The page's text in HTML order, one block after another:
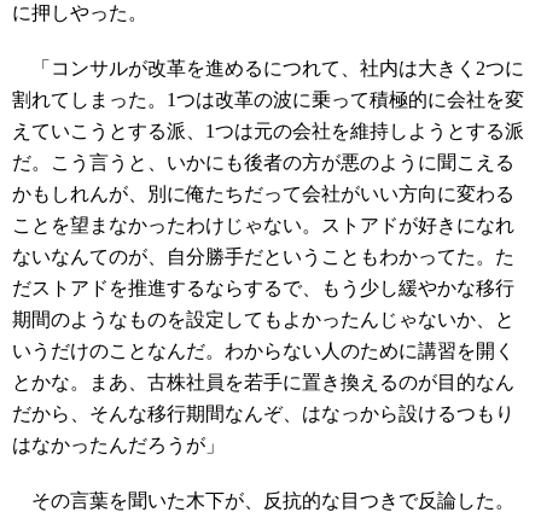
に押しやった。
「コンサルが改革を進めるにつれて、社内は大きく2つに
割れてしまった。1つは改革の波に乗って積極的に会社を変
えていこうとする派、1つは元の会社を維持しようとする派
だ。こう言うと、いかにも後者の方が悪のように聞こえる
かもしれんが、別に俺たちだって会社がいい方向に変わる
ことを望まなかったわけじゃない。ストアドが好きになれ
ないなんてのが、自分勝手だということもわかってた。た
だストアドを推進するならするで、もう少し緩やかな移行
期間のようなものを設定してもよかったんじゃないか、と
いうだけのことなんだ。わからない人のために講習を開く
とかな。まあ、古株社員を若手に置き換えるのが目的なん
だから、そんな移行期間なんぞ、はなっから設けるつもり
はなかったんだろうが」
その言葉を聞いた木下が、反抗的な目つきで反論した。